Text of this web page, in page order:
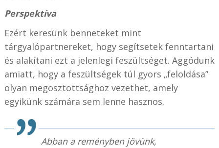
Perspektíva
Ezért keresünk benneteket mint
tárgyalópartnereket, hogy segítsetek fenntartani
és alakítani ezt a jelenlegi feszültséget. Aggódunk
amiatt, hogy a feszültségek túl gyors „feloldása”
olyan megosztottsághoz vezethet, amely
egyikünk számára sem lenne hasznos.
Abban a reményben jövünk,